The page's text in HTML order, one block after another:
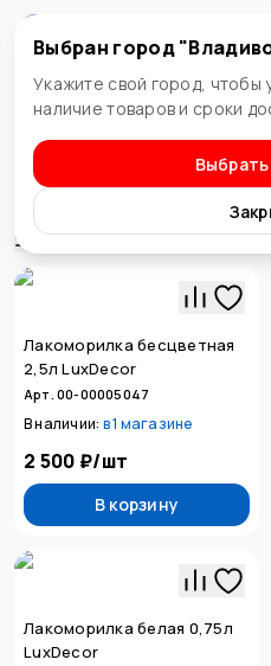
Владивосток
Выбран город "
Укажите свой город, чтобы
наличие товаров и сроки
Лакокрасочные
Морилки
Сортировка
Лакоморилка бесцветная
2,5л LuxDecor
Арт. 00-00005047
В наличии: в1 магазине
2 500 ₽/шт
В корзину
Лакоморилка белая 0,75л
LuxDecor